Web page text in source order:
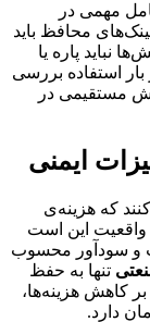
مهمی در
محافظ باید
نباید پاره یا
استفاده بررسی
مستقیمی در
ایمنی
که هزینه‌ی
واقعیت این است
و سودآور محسوب
تنها به حفظ
کاهش هزینه‌ها،
دارد.